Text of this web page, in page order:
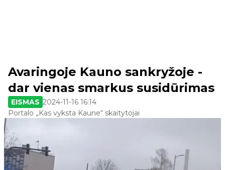
Avaringoje Kauno sankryžoje -
dar vienas smarkus susidūrimas
EISMAS 2024-11-16 16:14
Portalo „Kas vyksta Kaune“ skaitytojai